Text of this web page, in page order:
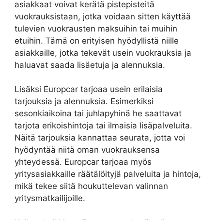
asiakkaat voivat kerätä pistepisteitä
vuokrauksistaan, jotka voidaan sitten käyttää
tulevien vuokrausten maksuihin tai muihin
etuihin. Tämä on erityisen hyödyllistä niille
asiakkaille, jotka tekevät usein vuokrauksia ja
haluavat saada lisäetuja ja alennuksia.
Lisäksi Europcar tarjoaa usein erilaisia
tarjouksia ja alennuksia. Esimerkiksi
sesonkiaikoina tai juhlapyhinä he saattavat
tarjota erikoishintoja tai ilmaisia lisäpalveluita.
Näitä tarjouksia kannattaa seurata, jotta voi
hyödyntää niitä oman vuokrauksensa
yhteydessä. Europcar tarjoaa myös
yritysasiakkaille räätälöityjä palveluita ja hintoja,
mikä tekee siitä houkuttelevan valinnan
yritysmatkailijoille.